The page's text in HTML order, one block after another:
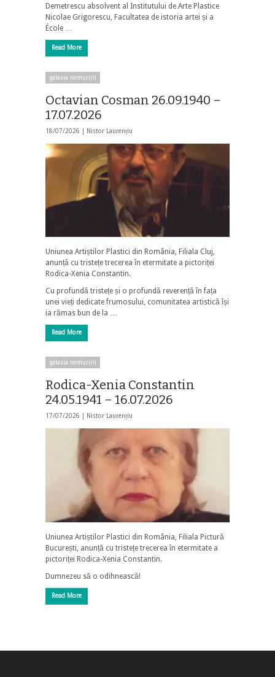
Demetrescu absolvent al Institutului de Arte Plastice
Nicolae Grigorescu, Facultatea de istoria artei și a
École …
Read More
galaxia nemuririi
Octavian Cosman 26.09.1940 –
17.07.2026
18/07/2026 | Nistor Laurențiu
Uniunea Artiștilor Plastici din România, Filiala Cluj,
anunță cu tristețe trecerea în etermitate a pictoriței
Rodica-Xenia Constantin.
Cu profundă tristețe și o profundă reverență în fața
unei vieți dedicate frumosului, comunitatea artistică își
ia rămas bun de la …
Read More
galaxia nemuririi
Rodica-Xenia Constantin
24.05.1941 – 16.07.2026
17/07/2026 | Nistor Laurențiu
Uniunea Artiștilor Plastici din România, Filiala Pictură
București, anunță cu tristețe trecerea în etermitate a
pictoriței Rodica-Xenia Constantin.
Dumnezeu să o odihnească!
Read More